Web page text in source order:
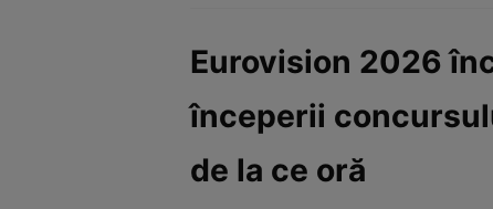
Românii au talent Survivor România
Eurovision 2026
începerii
de la ce oră